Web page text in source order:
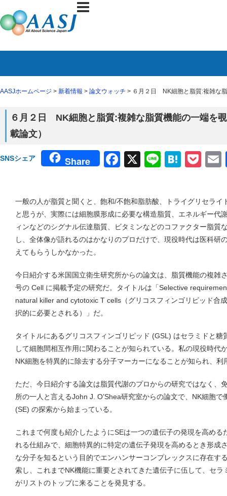
AASJホームページ > 新着情報 > 論文ウォッチ > ６月２日 NK細胞と脂質:複雑な
６月２日 NK細胞と脂質:複雑な脂質機能の一端を
載論文）
SNSシェア Share Facebook
X Line
一般の人が脂質と聞くと、飽和/不飽和脂肪酸、トライグリセライ
と思うが、実際には細胞膜形成に必要な構造脂質、エネルギー代
ィンなどのシグナル伝達脂質、ビタミンなどのコファクター脂質
し、全体像が語れるのはかなりのプロだけで、現役時代は医科研
えてもらうしかなかった。
今日紹介する米国国立衛生研究所からの論文は、脂質機能の複雑
号の Cell に掲載予定の研究だ。タイトルは「Selective
natural killer and cytotoxic T cells（グリコスフィンゴリピッド合
択的に必要とされる）」だ。
タイトルにあるグリコスフィンゴリピッド (GSL) はセラミドと
して細胞間相互作用に関わることが知られている。私の現役時代
NK細胞を特異的に除去する分子マーカーになることが知られ、利
ただ、今日紹介する論文は脂質代謝のプロからの研究ではなく、
所の一人と言えるJohn J. O’Shea研究室からの論文で、NK細胞
(SE) の探索から始まっている。
これまで何度も紹介したようにSEは一つの遺伝子の発現を高め
れる仕組みで、細胞特異的に特定の遺伝子発現を高めるとき形成
な分子を知るという目的でエンハンサーコンプレックスに存在す
索し、これまでNK機能に重要とされてきた遺伝子に伍して、セ
がリストのトップに来ることを発見する。